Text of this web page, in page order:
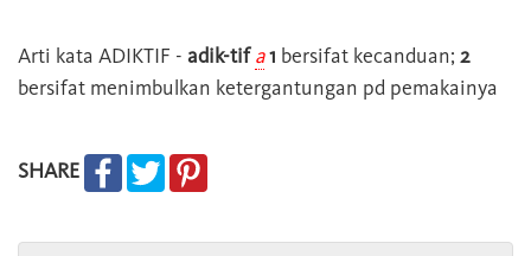
Arti kata ADIKTIF - adik-tif a1 bersifat kecanduan; 2
bersifat menimbulkan ketergantungan pd pemakainya
SHARE